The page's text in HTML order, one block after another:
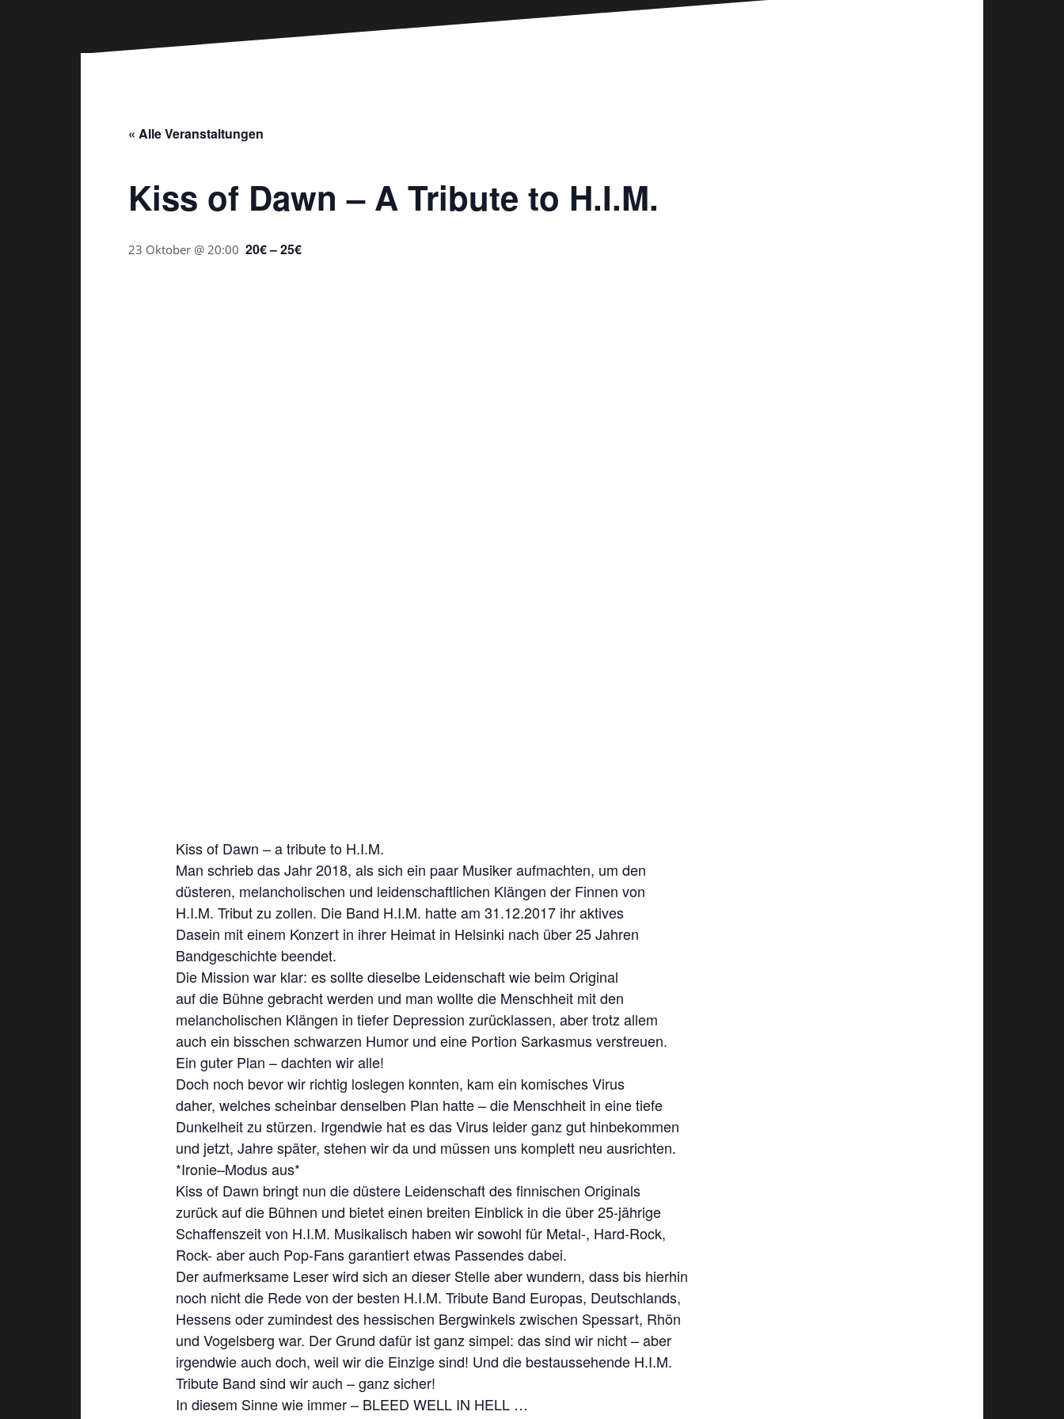
« Alle Veranstaltungen
Kiss of Dawn – A Tribute to H.I.M.
23 Oktober @ 20:00 20€ – 25€
Kiss of Dawn – a tribute to H.I.M.
Man schrieb das Jahr 2018, als sich ein paar Musiker aufmachten, um den
düsteren, melancholischen und leidenschaftlichen Klängen der Finnen von
H.I.M. Tribut zu zollen. Die Band H.I.M. hatte am 31.12.2017 ihr aktives
Dasein mit einem Konzert in ihrer Heimat in Helsinki nach über 25 Jahren
Bandgeschichte beendet.
Die Mission war klar: es sollte dieselbe Leidenschaft wie beim Original
auf die Bühne gebracht werden und man wollte die Menschheit mit den
melancholischen Klängen in tiefer Depression zurücklassen, aber trotz allem
auch ein bisschen schwarzen Humor und eine Portion Sarkasmus verstreuen.
Ein guter Plan – dachten wir alle!
Doch noch bevor wir richtig loslegen konnten, kam ein komisches Virus
daher, welches scheinbar denselben Plan hatte – die Menschheit in eine tiefe
Dunkelheit zu stürzen. Irgendwie hat es das Virus leider ganz gut hinbekommen
und jetzt, Jahre später, stehen wir da und müssen uns komplett neu ausrichten.
*Ironie–Modus aus*
Kiss of Dawn bringt nun die düstere Leidenschaft des finnischen Originals
zurück auf die Bühnen und bietet einen breiten Einblick in die über 25-jährige
Schaffenszeit von H.I.M. Musikalisch haben wir sowohl für Metal-, Hard-Rock,
Rock- aber auch Pop-Fans garantiert etwas Passendes dabei.
Der aufmerksame Leser wird sich an dieser Stelle aber wundern, dass bis hierhin
noch nicht die Rede von der besten H.I.M. Tribute Band Europas, Deutschlands,
Hessens oder zumindest des hessischen Bergwinkels zwischen Spessart, Rhön
und Vogelsberg war. Der Grund dafür ist ganz simpel: das sind wir nicht – aber
irgendwie auch doch, weil wir die Einzige sind! Und die bestaussehende H.I.M.
Tribute Band sind wir auch – ganz sicher!
In diesem Sinne wie immer – BLEED WELL IN HELL …